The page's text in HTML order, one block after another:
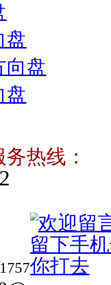
盘
向盘
盘
热线：